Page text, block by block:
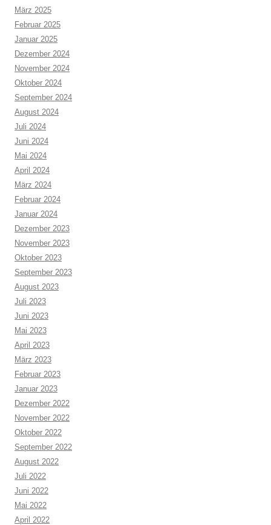
März 2025
Februar 2025
Januar 2025
Dezember 2024
November 2024
Oktober 2024
September 2024
August 2024
Juli 2024
Juni 2024
Mai 2024
April 2024
März 2024
Februar 2024
Januar 2024
Dezember 2023
November 2023
Oktober 2023
September 2023
August 2023
Juli 2023
Juni 2023
Mai 2023
April 2023
März 2023
Februar 2023
Januar 2023
Dezember 2022
November 2022
Oktober 2022
September 2022
August 2022
Juli 2022
Juni 2022
Mai 2022
April 2022